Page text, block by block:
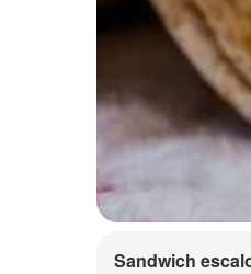
Sandwich